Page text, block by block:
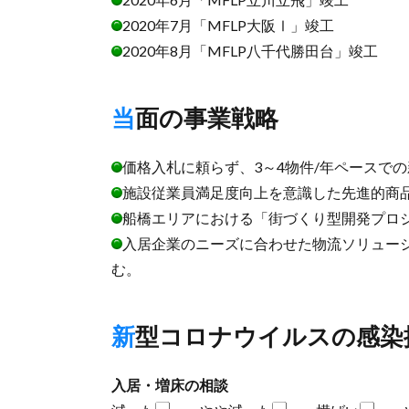
2020年7月「MFLP大阪Ⅰ」竣工
2020年8月「MFLP八千代勝田台」竣工
当面の事業戦略
価格入札に頼らず、3～4物件/年ペースで
施設従業員満足度向上を意識した先進的商
船橋エリアにおける「街づくり型開発プロ
入居企業のニーズに合わせた物流ソリュ
む。
新型コロナウイルスの感
入居・増床の相談